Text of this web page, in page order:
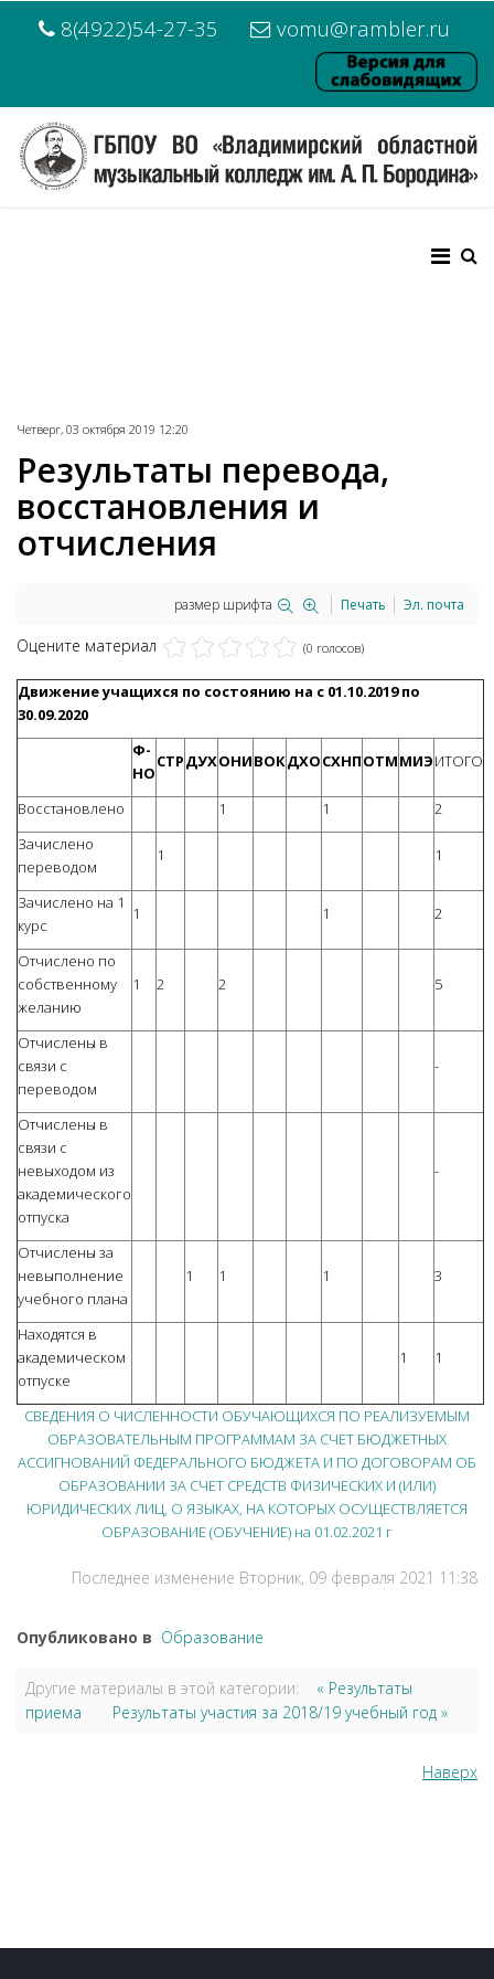
8(4922)54-27-35 vomu@rambler.ru
Четверг, 03 октября 2019 12:20
Результаты перевода,
восстановления и
отчисления
размер шрифта Печать Эл. почта
Оцените материал (0 голосов)
Движение учащихся по состоянию на с 01.10.2019 по
30.09.2020
Ф-
НО
СТРДУХОНИВОКДХОСХНПОТММИЭИТОГО
Восстановлено 1 1
2
Зачислено
переводом
1 1
Зачислено на 1
курс
1 1 2
Отчислено по
собственному
желанию
1 2 2 5
Отчислены в
связи с
переводом
-
Отчислены в
связи с
невыходом из
академического
отпуска
-
Отчислены за
невыполнение
учебного плана
1 1 1 3
Находятся в
академическом
отпуске
1 1
СВЕДЕНИЯ О ЧИСЛЕННОСТИ ОБУЧАЮЩИХСЯ ПО РЕАЛИЗУЕМЫМ
ОБРАЗОВАТЕЛЬНЫМ ПРОГРАММАМ ЗА СЧЕТ БЮДЖЕТНЫХ
АССИГНОВАНИЙ ФЕДЕРАЛЬНОГО БЮДЖЕТА И ПО ДОГОВОРАМ ОБ
ОБРАЗОВАНИИ ЗА СЧЕТ СРЕДСТВ ФИЗИЧЕСКИХ И (ИЛИ)
ЮРИДИЧЕСКИХ ЛИЦ, О ЯЗЫКАХ, НА КОТОРЫХ ОСУЩЕСТВЛЯЕТСЯ
ОБРАЗОВАНИЕ (ОБУЧЕНИЕ) на 01.02.2021 г
Последнее изменение Вторник, 09 февраля 2021 11:38
Опубликовано в Образование
Другие материалы в этой категории:
« Результаты
приема
Результаты участия за 2018/19 учебный год »
Наверх